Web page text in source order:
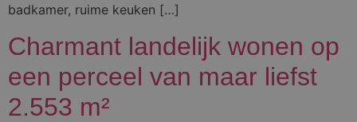
badkamer, ruime keuken […]
Charmant landelijk wonen op
een perceel van maar liefst
2.553 m²